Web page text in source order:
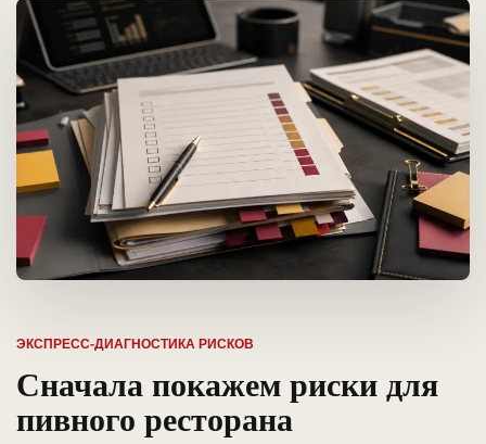
ЭКСПРЕСС-ДИАГНОСТИКА РИСКОВ
Сначала покажем риски для
пивного ресторана